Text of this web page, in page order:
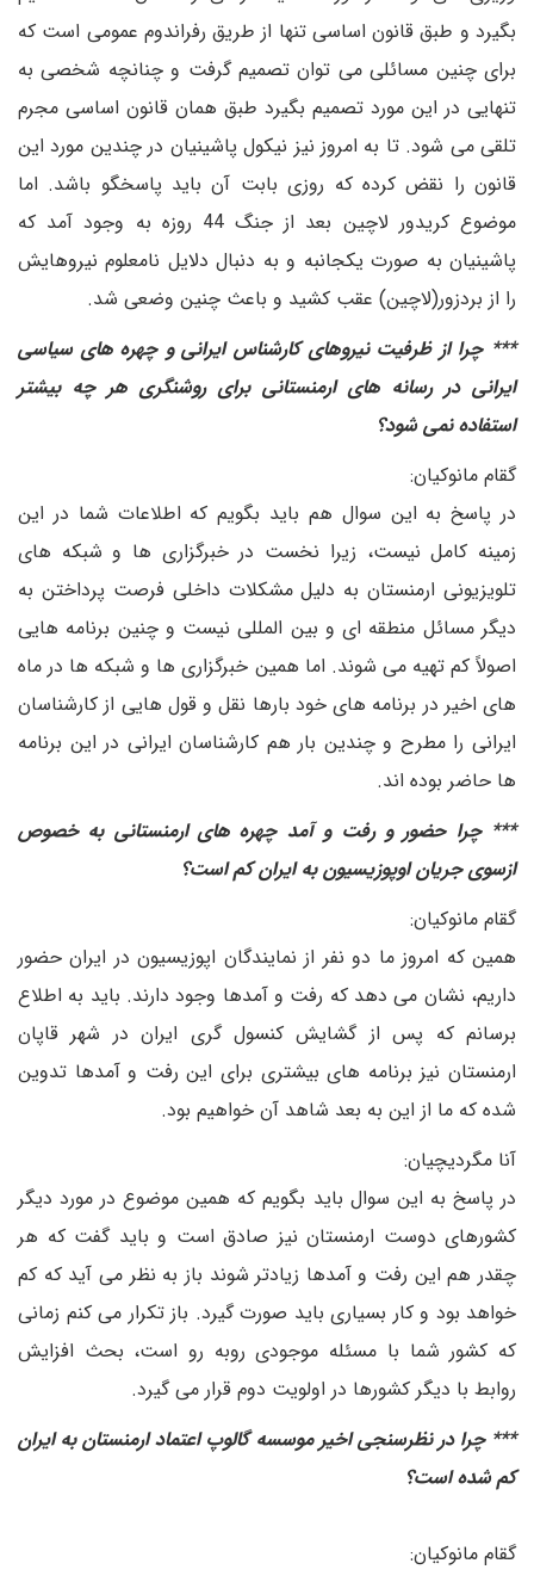
بگیرد و طبق قانون اساسی تنها از طریق رفراندوم عمومی است که
برای چنین مسائلی می توان تصمیم گرفت و چنانچه شخصی به
تنهایی در این مورد تصمیم بگیرد طبق همان قانون اساسی مجرم
تلقی می شود. تا به امروز نیز نیکول پاشینیان در چندین مورد این
قانون را نقض کرده که روزی بابت آن باید پاسخگو باشد. اما
موضوع کریدور لاچین بعد از جنگ 44 روزه به وجود آمد که
پاشینیان به صورت یکجانبه و به دنبال دلایل نامعلوم نیروهایش
را از بردزور(لاچین) عقب کشید و باعث چنین وضعی شد.
*** چرا از ظرفیت نیروهای کارشناس ایرانی و چهره های سیاسی
ایرانی در رسانه های ارمنستانی برای روشنگری هر چه بیشتر
استفاده نمی شود؟
گقام مانوکیان:
در پاسخ به این سوال هم باید بگویم که اطلاعات شما در این
زمینه کامل نیست، زیرا نخست در خبرگزاری ها و شبکه های
تلویزیونی ارمنستان به دلیل مشکلات داخلی فرصت پرداختن به
دیگر مسائل منطقه ای و بین المللی نیست و چنین برنامه هایی
اصولاً کم تهیه می شوند. اما همین خبرگزاری ها و شبکه ها در ماه
های اخیر در برنامه های خود بارها نقل و قول هایی از کارشناسان
ایرانی را مطرح و چندین بار هم کارشناسان ایرانی در این برنامه
ها حاضر بوده اند.
*** چرا حضور و رفت و آمد چهره های ارمنستانی به خصوص
ازسوی جریان اوپوزیسیون به ایران کم است؟
گقام مانوکیان:
همین که امروز ما دو نفر از نمایندگان اپوزیسیون در ایران حضور
داریم، نشان می دهد که رفت و آمدها وجود دارند. باید به اطلاع
برسانم که پس از گشایش کنسول گری ایران در شهر قاپان
ارمنستان نیز برنامه های بیشتری برای این رفت و آمدها تدوین
شده که ما از این به بعد شاهد آن خواهیم بود.
آنا مگردیچیان:
در پاسخ به این سوال باید بگویم که همین موضوع در مورد دیگر
کشورهای دوست ارمنستان نیز صادق است و باید گفت که هر
چقدر هم این رفت و آمدها زیادتر شوند باز به نظر می آید که کم
خواهد بود و کار بسیاری باید صورت گیرد. باز تکرار می کنم زمانی
که کشور شما با مسئله موجودی روبه رو است، بحث افزایش
روابط با دیگر کشورها در اولویت دوم قرار می گیرد.
*** چرا در نظرسنجی اخیر موسسه گالوپ اعتماد ارمنستان به ایران
کم شده است؟
گقام مانوکیان: